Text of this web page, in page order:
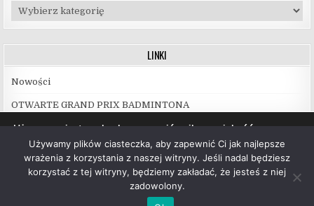
Kategorie
LINKI
Nowości
OTWARTE GRAND PRIX BADMINTONA
Copyright © 2026 UKS Hubal Białystok
Używamy ciasteczek, aby zapewnić najlepszą jakość
korzystania z naszej witryny.
Więcej informacji na temat plików ciasteczka, których
używamy, oraz możliwości ich wyłączenia znajdziesz w
ustawieniach.
Używamy plików ciasteczka, aby zapewnić Ci jak najlepsze
wrażenia z korzystania z naszej witryny. Jeśli nadal będziesz
korzystać z tej witryny, będziemy zakładać, że jesteś z niej
zadowolony.